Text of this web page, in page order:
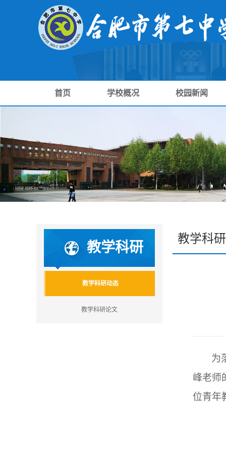
首页 学校概况 校园新闻
教学科研
教学科研动态
教学科研论文
教学科
为
峰老师
位青年